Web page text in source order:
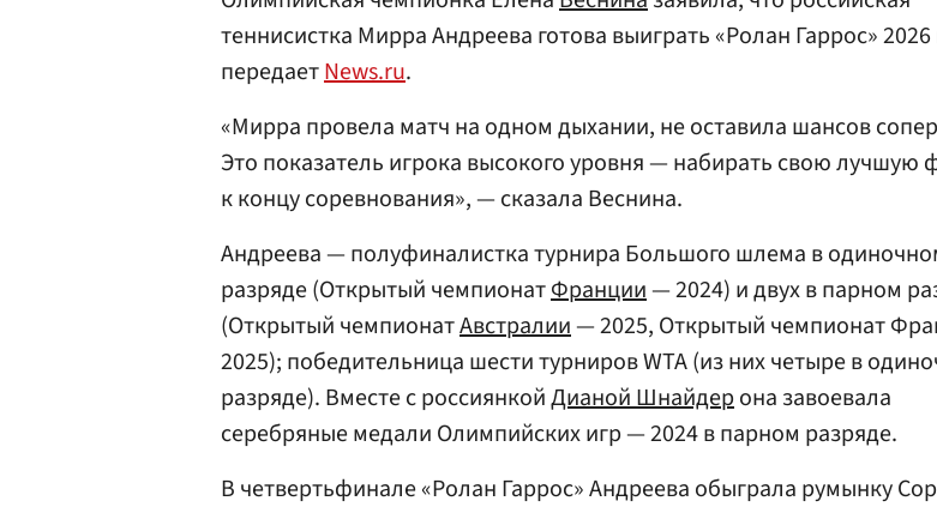
теннисистка Мирра Андреева готова выиграть «Ролан Гаррос» 2026
передаетNews.ru.
«Мирра провела матч на одном дыхании, не оставила шансов
Это показатель игрока высокого уровня — набирать свою лучшую
к концу соревнования», — сказала Веснина.
Андреева — полуфиналистка турнира Большого шлема в
разряде (Открытый чемпионатФранции— 2024) и двух в парном
(Открытый чемпионатАвстралии— 2025, Открытый чемпионат
2025); победительница шести турниров WTA (из них четыре в
разряде). Вместе с россиянкойДианой Шнайдерона завоевала
серебряные медали Олимпийских игр — 2024 в парном разряде.
В четвертьфинале «Ролан Гаррос» Андреева обыграла румынку